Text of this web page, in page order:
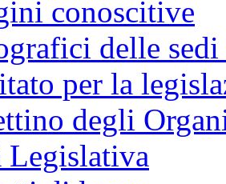
conoscitive
delle
per la
degli